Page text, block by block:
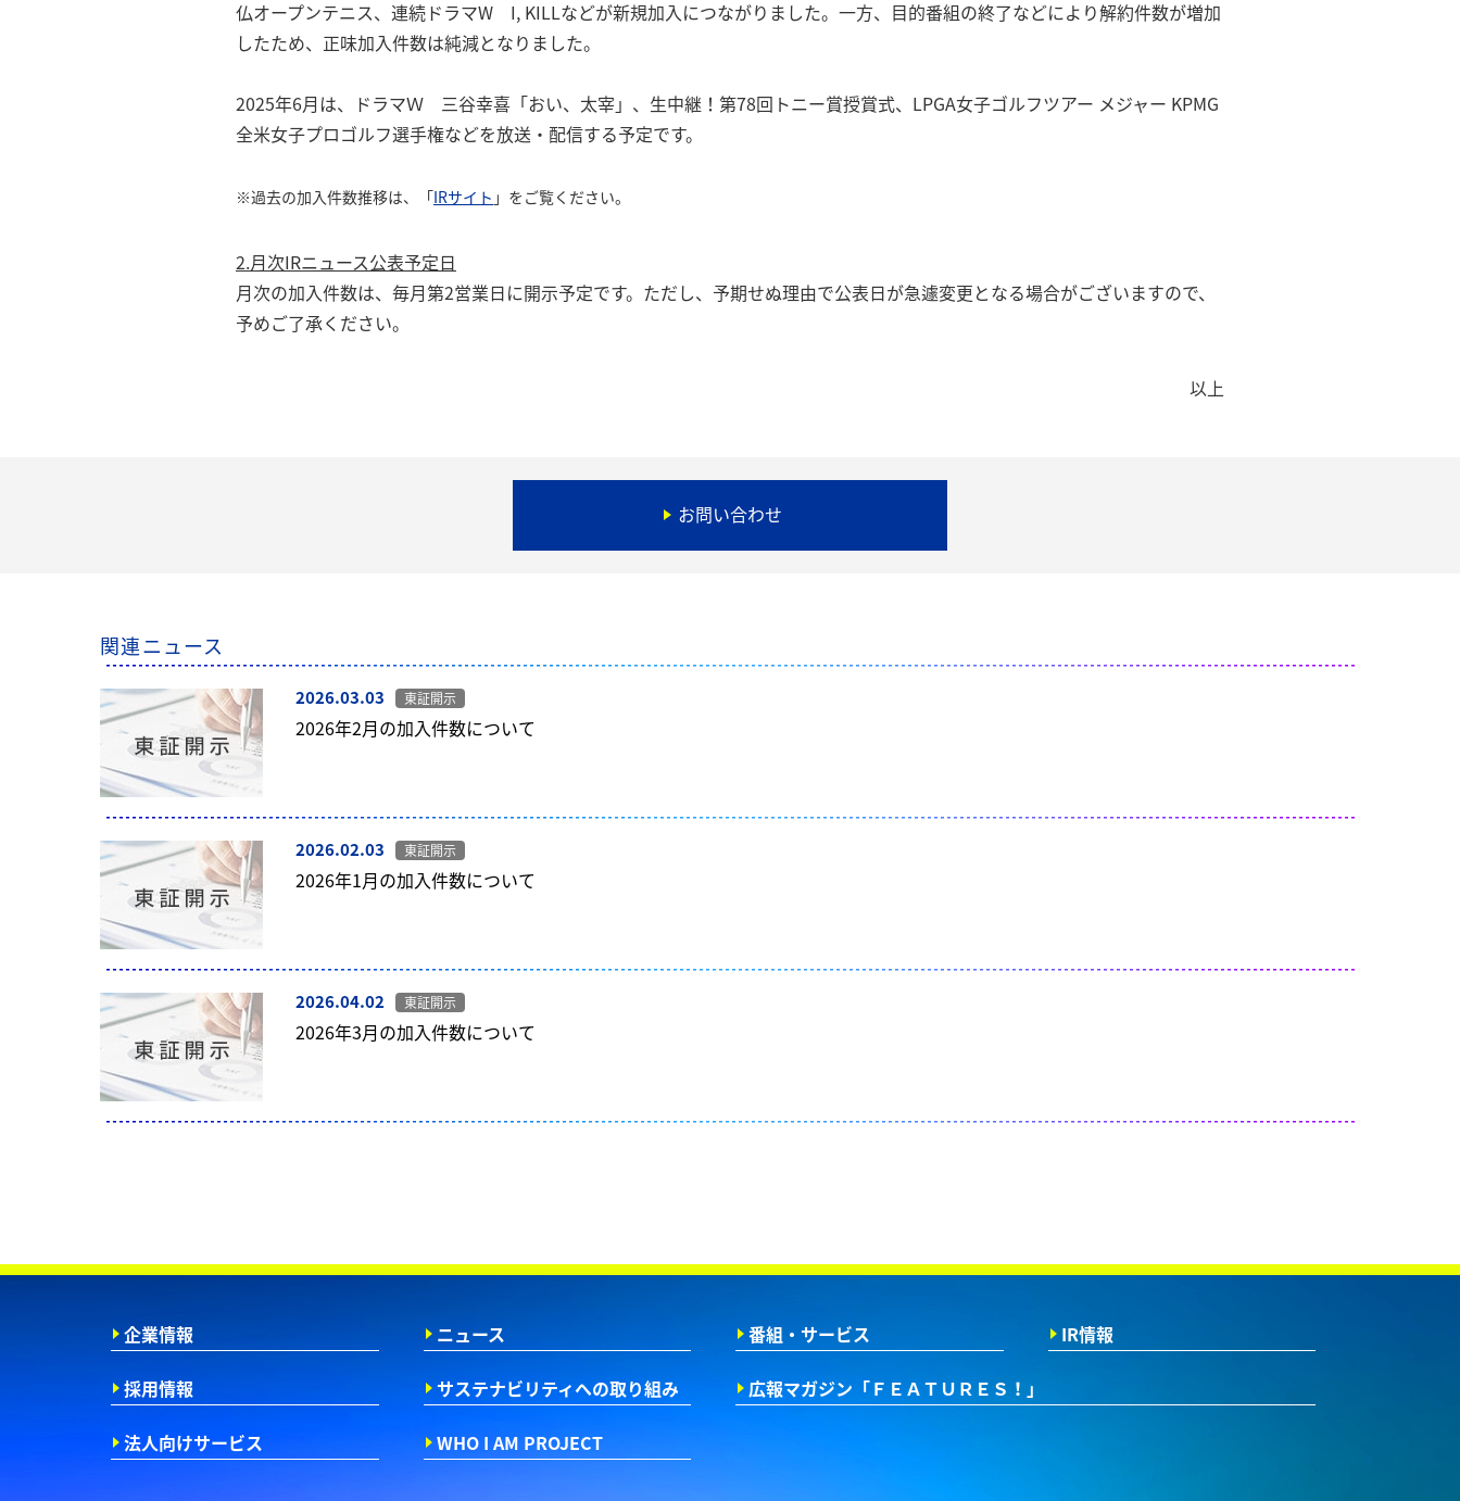
仏オープンテニス、連続ドラマW I, KILLなどが新規加入につながりました。一方、目的番組の終了などにより解約件数が増加
したため、正味加入件数は純減となりました。
2025年6月は、ドラマＷ 三谷幸喜「おい、太宰」、生中継！第78回トニー賞授賞式、LPGA女子ゴルフツアー メジャー KPMG
全米女子プロゴルフ選手権などを放送・配信する予定です。
※過去の加入件数推移は、「IRサイト 」をご覧ください。
2.月次IRニュース公表予定日
月次の加入件数は、毎月第2営業日に開示予定です。ただし、予期せぬ理由で公表日が急遽変更となる場合がございますので、
予めご了承ください。
以上
お問い合わせ
関連ニュース
2026.03.03 東証開示
2026年2月の加入件数について
2026.02.03 東証開示
2026年1月の加入件数について
2026.04.02 東証開示
2026年3月の加入件数について
企業情報 ニュース 番組・サービス IR情報
採用情報 サステナビリティへの取り組み 広報マガジン 「ＦＥＡＴＵＲＥＳ！」
法人向けサービス WHO I AM PROJECT